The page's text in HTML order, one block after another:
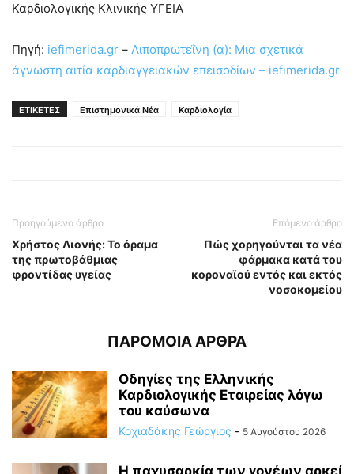
Καρδιολογικής Κλινικής ΥΓΕΙΑ
Πηγή: iefimerida.gr – Λιποπρωτεΐνη (α): Mια σχετικά
άγνωστη αιτία καρδιαγγειακών επεισοδίων – iefimerida.gr
ΕΤΙΚΕΤΕΣ Επιστημονικά Νέα Καρδιολογία
Προηγούμενο άρθρο
Χρήστος Λιονής: Το όραμα
της πρωτοβάθμιας
φροντίδας υγείας
Επόμενο άρθρο
Πώς χορηγούνται τα νέα
φάρμακα κατά του
κοροναϊού εντός και εκτός
νοσοκομείου
ΠΑΡΟΜΟΙΑ ΑΡΘΡΑ
Οδηγίες της Ελληνικής
Καρδιολογικής Εταιρείας λόγω
του καύσωνα
Κοχιαδάκης Γεώργιος - 5 Αυγούστου 2026